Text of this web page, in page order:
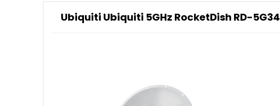
Ubiquiti Ubiquiti 5GHz RocketDish RD-5G34